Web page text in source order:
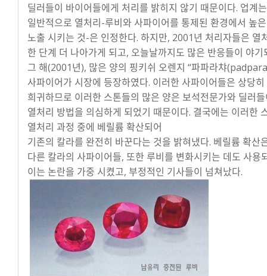
딜러들이 바이어들에게 처리를 밝히지 않기 때문이다. 업계는
일반적으로 열처리-루비와 사파이어를 통제된 환경에서 높
노출 시키는 것-은 인정한다. 하지만, 2001년 처리자들은 열
한 단계 더 나아가게 되고, 오늘날까지도 많은 반응들이 야기
그 해(2001년), 많은 양의 핑키쉬 오렌지 “파파라챠
사파이어가 시장에 등장하였다. 이러한 사파이어들은 상당히
희귀하므로 이러한 스톤들의 많은 양은 보석전문가와 딜러
열처리 방법을 의심하게 되었기 때문이다. 결국에는 이러한
열처리 과정 중에 베릴륨 확산되어
기존의 칼라를 완전히 바꾼다는 것을 밝혀냈다. 베릴륨 확산
다른 칼라의 사파이어들, 또한 루비를 변화시키는 데도 사용
이는 논란을 가중 시켰고, 부정적인 기사들이 넘쳐났다.